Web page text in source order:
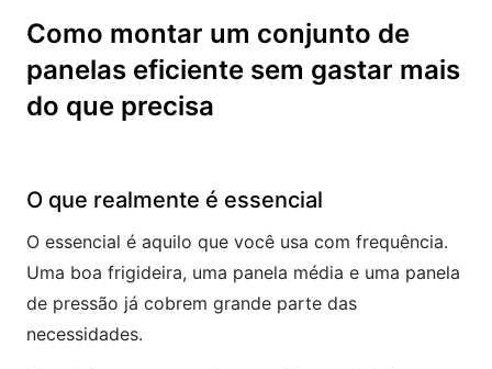
Como montar um conjunto de
panelas eficiente sem gastar mais
do que precisa
O que realmente é essencial
O essencial é aquilo que você usa com frequência.
Uma boa frigideira, uma panela média e uma panela
de pressão já cobrem grande parte das
necessidades.